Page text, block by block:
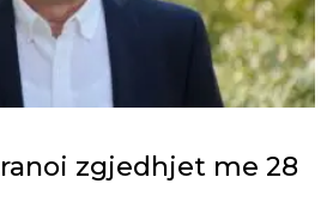
zgjedhjet me 28